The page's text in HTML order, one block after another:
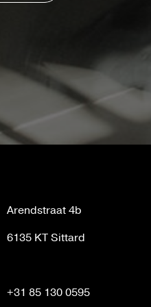
Arendstraat 4b
6135 KT Sittard
+31 85 130 0595